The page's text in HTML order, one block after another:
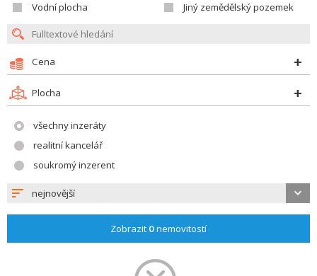
Vodní plocha
Jiný zemědělský pozemek
Cena
Plocha
všechny inzeráty
realitní kancelář
soukromý inzerent
nejnovější
Zobrazit 0nemovitostí